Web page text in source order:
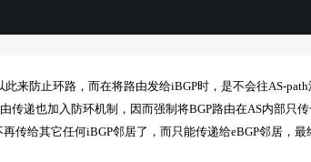
来防止环路，而在将路由发给iBGP时，是不会往AS-path
递也加入防环机制，因而强制将BGP路由在AS内部只传
传给其它任何iBGP邻居了，而只能传递给eBGP邻居，最